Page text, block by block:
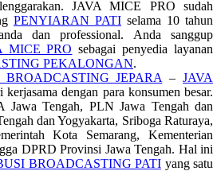
JAVA MICE PRO sudah
PENYIARAN PATI selama 10 tahun
dan professional. Anda sanggup
MICE PRO sebagai penyedia layanan
PEKALONGAN.
BROADCASTING JEPARA –JAVA
dengan para konsumen besar.
Jawa Tengah, PLN Jawa Tengah dan
dan Yogyakarta, Sriboga Raturaya,
Kota Semarang, Kementerian
DPRD Provinsi Jawa Tengah. Hal ini
BROADCASTING PATI yang satu